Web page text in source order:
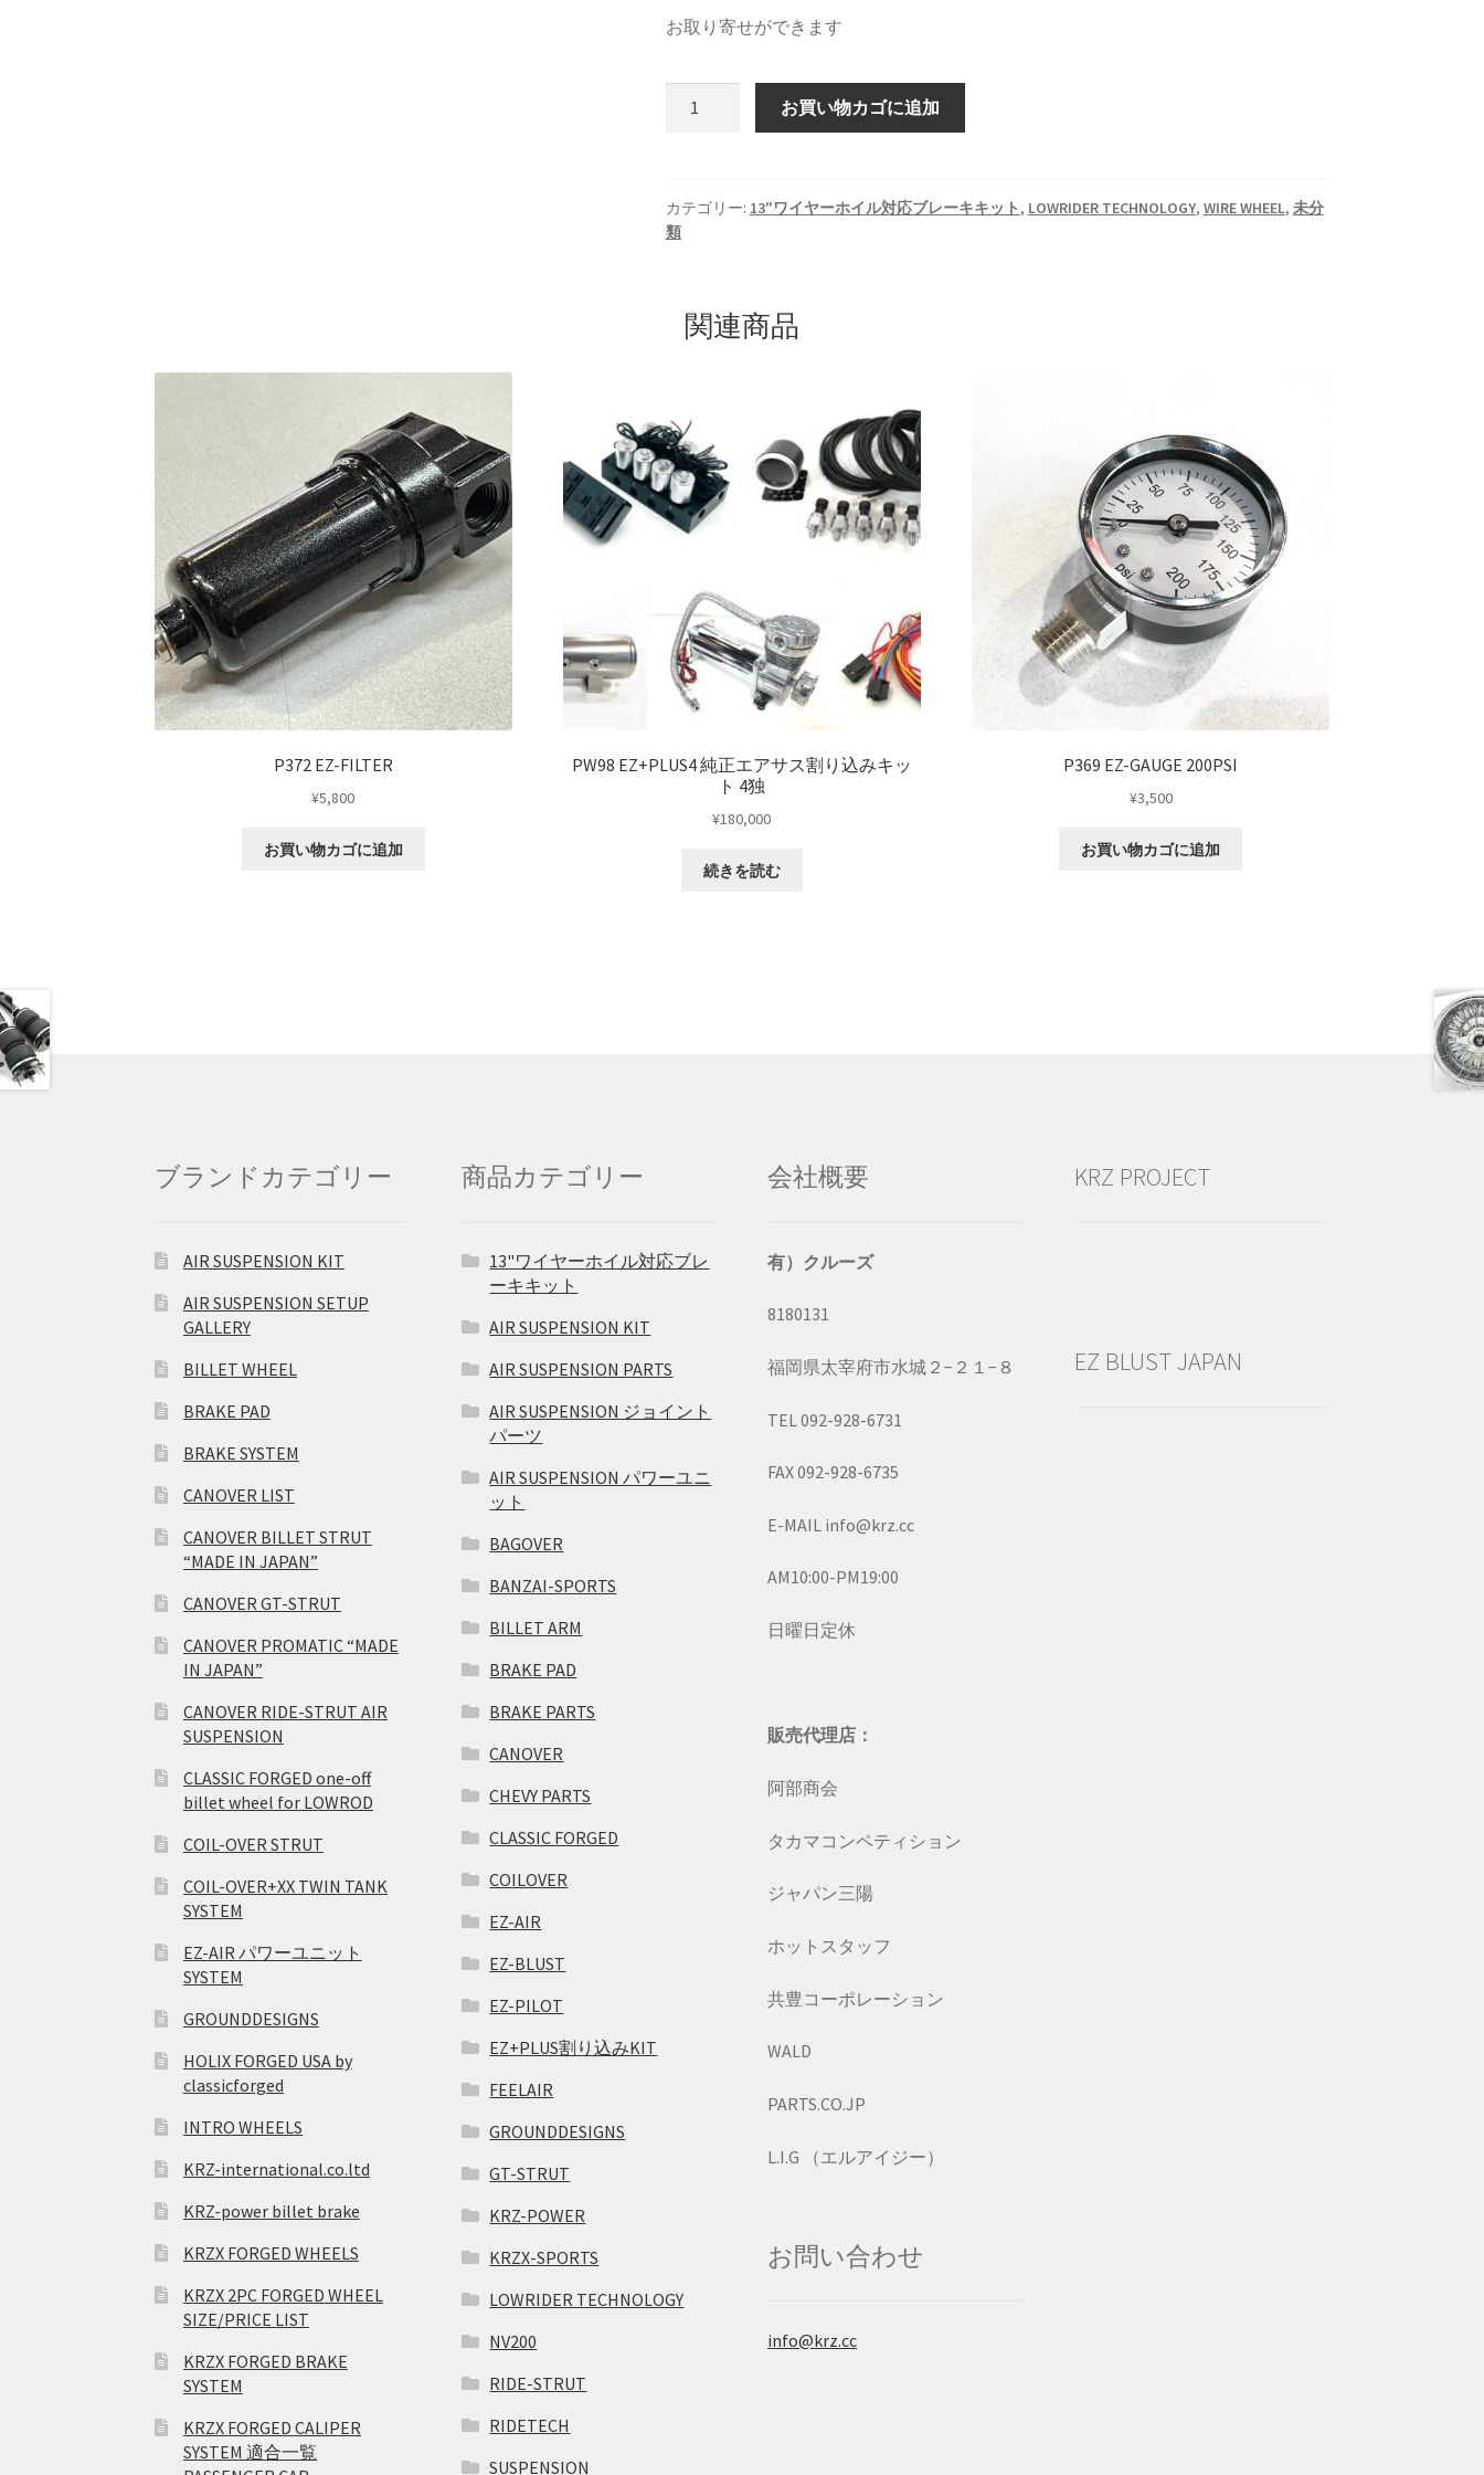
お取り寄せができます
13X5.5
REV
CROSS
お買い物カゴに追加
カテゴリー: 13"ワイヤーホイル対応ブレーキキット , LOWRIDER TECHNOLOGY, WIRE WHEEL, 未分
類
関連商品
P372 EZ-FILTER
¥5,800
お買い物カゴに追加
PW98 EZ+PLUS4 純正エアサス割り込みキッ
ト 4独
¥180,000
続きを読む
P369 EZ-GAUGE 200PSI
¥3,500
お買い物カゴに追加
ブランドカテゴリー
AIR SUSPENSION KIT
AIR SUSPENSION SETUP
GALLERY
BILLET WHEEL
BRAKE PAD
BRAKE SYSTEM
CANOVER LIST
CANOVER BILLET STRUT
“MADE IN JAPAN”
CANOVER GT-STRUT
CANOVER PROMATIC “MADE
IN JAPAN”
CANOVER RIDE-STRUT AIR
SUSPENSION
CLASSIC FORGED one-off
billet wheel for LOWROD
COIL-OVER STRUT
COIL-OVER+XX TWIN TANK
SYSTEM
EZ-AIR パワーユニット
SYSTEM
GROUNDDESIGNS
HOLIX FORGED USA by
classicforged
INTRO WHEELS
KRZ-international.co.ltd
KRZ-power billet brake
KRZX FORGED WHEELS
KRZX 2PC FORGED WHEEL
SIZE/PRICE LIST
KRZX FORGED BRAKE
SYSTEM
KRZX FORGED CALIPER
SYSTEM 適合一覧
商品カテゴリー
13"ワイヤーホイル対応ブレ
ーキキット
AIR SUSPENSION KIT
AIR SUSPENSION PARTS
AIR SUSPENSION ジョイント
パーツ
AIR SUSPENSION パワーユニ
ット
BAGOVER
BANZAI-SPORTS
BILLET ARM
BRAKE PAD
BRAKE PARTS
CANOVER
CHEVY PARTS
CLASSIC FORGED
COILOVER
EZ-AIR
EZ-BLUST
EZ-PILOT
EZ+PLUS割り込みKIT
FEELAIR
GROUNDDESIGNS
GT-STRUT
KRZ-POWER
KRZX-SPORTS
LOWRIDER TECHNOLOGY
NV200
RIDE-STRUT
RIDETECH
SUSPENSION
会社概要
有）クルーズ
8180131
福岡県太宰府市水城２−２１−８
TEL 092-928-6731
FAX 092-928-6735
E-MAIL info@krz.cc
AM10:00-PM19:00
日曜日定休
販売代理店：
阿部商会
タカマコンペティション
ジャパン三陽
ホットスタッフ
共豊コーポレーション
WALD
PARTS.CO.JP
L.I.G （エルアイジー）
お問い合わせ
info@krz.cc
KRZ PROJECT
EZ BLUST JAPAN